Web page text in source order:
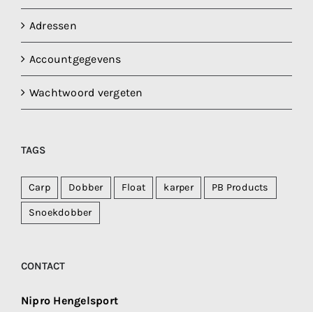
Adressen
Accountgegevens
Wachtwoord vergeten
TAGS
Carp Dobber Float karper PB Products
Snoekdobber
CONTACT
Nipro Hengelsport